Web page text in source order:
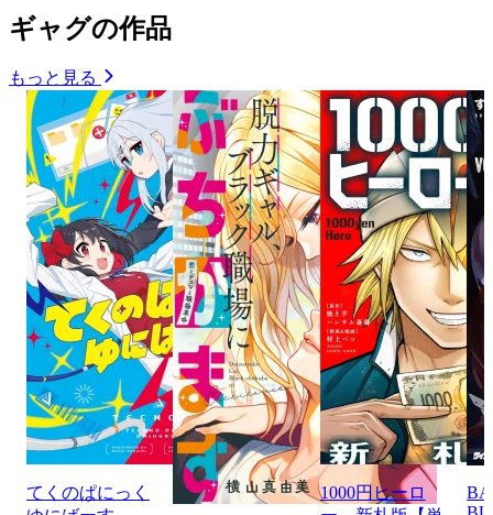
ギャグの作品
もっと見る
てくのぱにっく
1000円ヒーロ